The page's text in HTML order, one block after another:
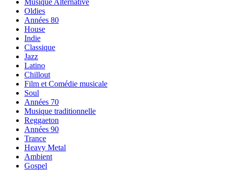
Musique Alternative
Oldies
Années 80
House
Indie
Classique
Jazz
Latino
Chillout
Film et Comédie musicale
Soul
Années 70
Musique traditionnelle
Reggaeton
Années 90
Trance
Heavy Metal
Ambient
Gospel